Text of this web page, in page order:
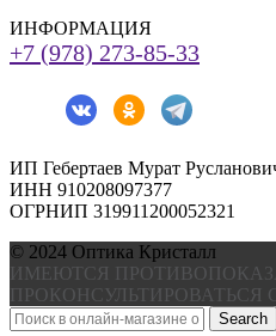
ИНФОРМАЦИЯ
+7 (978) 273-85-33
ИП Гебертаев Мурат
ИНН 910208097377
ОГРНИП 319911200052321
© 2024 Оптика Кристалл
ИМЕЮТСЯ
Search